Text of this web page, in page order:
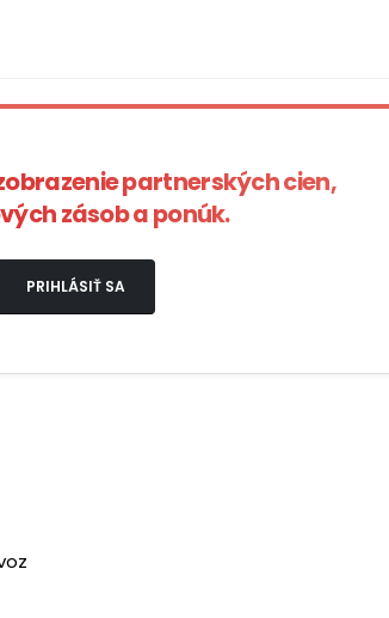
partnerských cien,
zásob a ponúk.
PRIHLÁSIŤ SA